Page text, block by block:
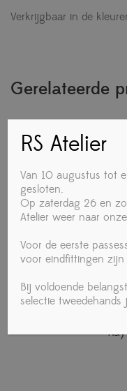
Verkrijgbaar in de
Gerelateerde
RS Atelier
Van 10 augustus tot
gesloten.
Op zaterdag 26 en
Atelier weer naar
Voor de eerste
voor eindfittingen zijn
Bij voldoende
selectie tweedehands